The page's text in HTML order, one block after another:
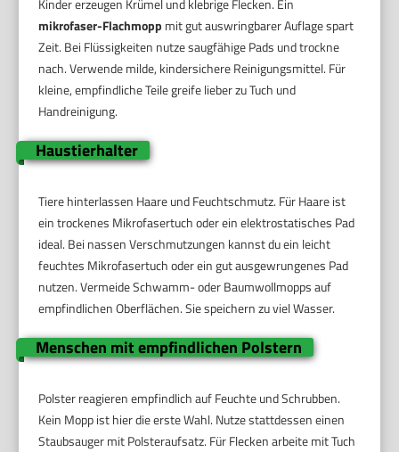
Kinder erzeugen Krümel und klebrige Flecken. Ein
mikrofaser-Flachmopp mit gut auswringbarer Auflage spart
Zeit. Bei Flüssigkeiten nutze saugfähige Pads und trockne
nach. Verwende milde, kindersichere Reinigungsmittel. Für
kleine, empfindliche Teile greife lieber zu Tuch und
Handreinigung.
Haustierhalter
Tiere hinterlassen Haare und Feuchtschmutz. Für Haare ist
ein trockenes Mikrofasertuch oder ein elektrostatisches Pad
ideal. Bei nassen Verschmutzungen kannst du ein leicht
feuchtes Mikrofasertuch oder ein gut ausgewrungenes Pad
nutzen. Vermeide Schwamm- oder Baumwollmopps auf
empfindlichen Oberflächen. Sie speichern zu viel Wasser.
Menschen mit empfindlichen Polstern
Polster reagieren empfindlich auf Feuchte und Schrubben.
Kein Mopp ist hier die erste Wahl. Nutze stattdessen einen
Staubsauger mit Polsteraufsatz. Für Flecken arbeite mit Tuch